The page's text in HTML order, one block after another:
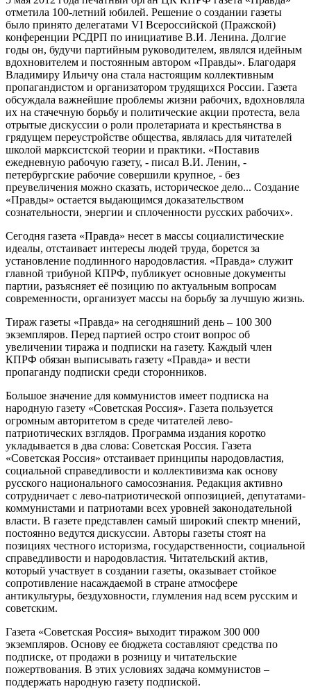
отметила 100-летний юбилей. Решение о создании газеты
было принято делегатами VI Всероссийской (Пражской)
конференции РСДРП по инициативе В.И. Ленина. Долгие
годы он, будучи партийным руководителем, являлся идейным
вдохновителем и постоянным автором «Правды». Благодаря
Владимиру Ильичу она стала настоящим коллективным
пропагандистом и организатором трудящихся России. Газета
обсуждала важнейшие проблемы жизни рабочих, вдохновляла
их на стачечную борьбу и политические акции протеста, вела
отрытые дискуссии о роли пролетариата и крестьянства в
грядущем переустройстве общества, являлась для читателей
школой марксистской теории и практики. «Поставив
ежедневную рабочую газету, - писал В.И. Ленин, -
петербургские рабочие совершили крупное, - без
преувеличения можно сказать, историческое дело... Создание
«Правды» остается выдающимся доказательством
сознательности, энергии и сплоченности русских рабочих».
Сегодня газета «Правда» несет в массы социалистические
идеалы, отстаивает интересы людей труда, борется за
установление подлинного народовластия. «Правда» служит
главной трибуной КПРФ, публикует основные документы
партии, разъясняет её позицию по актуальным вопросам
современности, организует массы на борьбу за лучшую жизнь.
Тираж газеты «Правда» на сегодняшний день – 100 300
экземпляров. Перед партией остро стоит вопрос об
увеличении тиража и подписки на газету. Каждый член
КПРФ обязан выписывать газету «Правда» и вести
пропаганду подписки среди сторонников.
Большое значение для коммунистов имеет подписка на
народную газету «Советская Россия». Газета пользуется
огромным авторитетом в среде читателей лево-
патриотических взглядов. Программа издания коротко
укладывается в два слова: Советская Россия. Газета
«Советская Россия» отстаивает принципы народовластия,
социальной справедливости и коллективизма как основу
русского национального самосознания. Редакция активно
сотрудничает с лево-патриотической оппозицией, депутатами-
коммунистами и патриотами всех уровней законодательной
власти. В газете представлен самый широкий спектр мнений,
постоянно ведутся дискуссии. Авторы газеты стоят на
позициях честного историзма, государственности, социальной
справедливости и народовластия. Читательский актив,
который участвует в создании газеты, оказывает стойкое
сопротивление насаждаемой в стране атмосфере
антикультуры, бездуховности, глумления над всем русским и
советским.
Газета «Советская Россия» выходит тиражом 300 000
экземпляров. Основу ее бюджета составляют средства по
подписке, от продажи в розницу и читательские
пожертвования. В этих условиях задача коммунистов –
поддержать народную газету подпиской.